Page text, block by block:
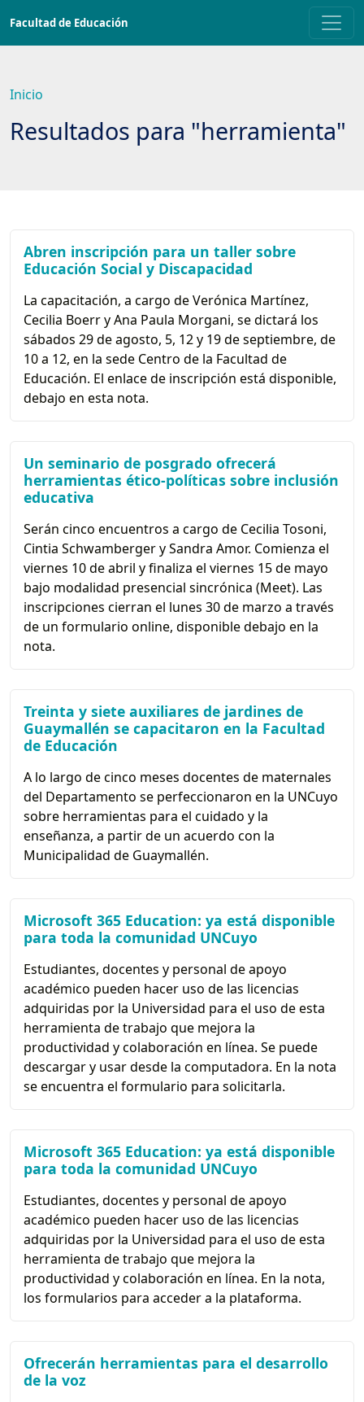
contenido
Facultad de Educación
Inicio
Resultados para "herramienta"
Abren inscripción para un taller sobre
Educación Social y Discapacidad
La capacitación, a cargo de Verónica Martínez,
Cecilia Boerr y Ana Paula Morgani, se dictará los
sábados 29 de agosto, 5, 12 y 19 de septiembre, de
10 a 12, en la sede Centro de la Facultad de
Educación. El enlace de inscripción está disponible,
debajo en esta nota.
Un seminario de posgrado ofrecerá
herramientas ético-políticas sobre inclusión
educativa
Serán cinco encuentros a cargo de Cecilia Tosoni,
Cintia Schwamberger y Sandra Amor. Comienza el
viernes 10 de abril y finaliza el viernes 15 de mayo
bajo modalidad presencial sincrónica (Meet). Las
inscripciones cierran el lunes 30 de marzo a través
de un formulario online, disponible debajo en la
nota.
Treinta y siete auxiliares de jardines de
Guaymallén se capacitaron en la Facultad
de Educación
A lo largo de cinco meses docentes de maternales
del Departamento se perfeccionaron en la UNCuyo
sobre herramientas para el cuidado y la
enseñanza, a partir de un acuerdo con la
Municipalidad de Guaymallén.
Microsoft 365 Education: ya está disponible
para toda la comunidad UNCuyo
Estudiantes, docentes y personal de apoyo
académico pueden hacer uso de las licencias
adquiridas por la Universidad para el uso de esta
herramienta de trabajo que mejora la
productividad y colaboración en línea. Se puede
descargar y usar desde la computadora. En la nota
se encuentra el formulario para solicitarla.
Microsoft 365 Education: ya está disponible
para toda la comunidad UNCuyo
Estudiantes, docentes y personal de apoyo
académico pueden hacer uso de las licencias
adquiridas por la Universidad para el uso de esta
herramienta de trabajo que mejora la
productividad y colaboración en línea. En la nota,
los formularios para acceder a la plataforma.
Ofrecerán herramientas para el desarrollo
de la voz